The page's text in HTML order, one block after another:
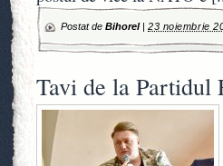
Postat de Bihorel| 23 noiembrie
Tavi de la Partidul